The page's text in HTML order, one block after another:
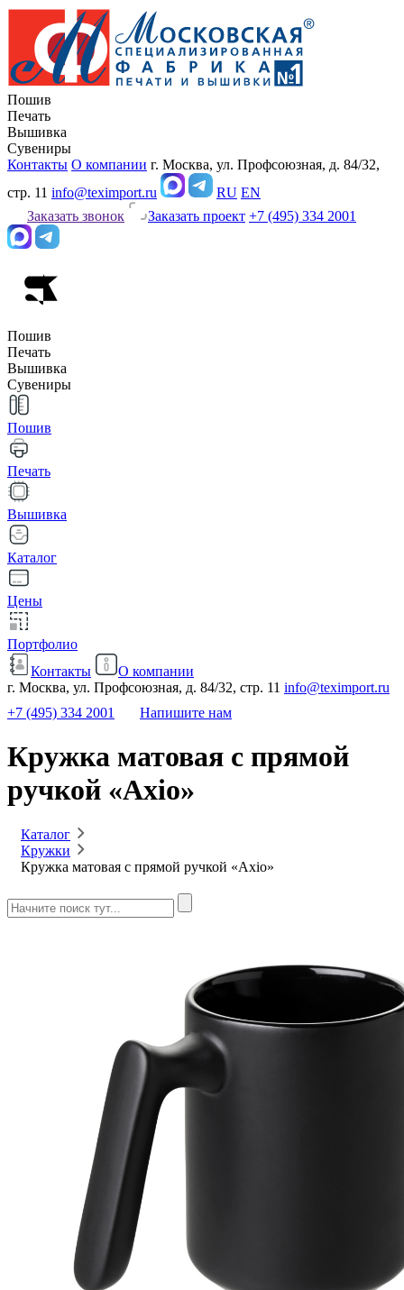
Пошив
Печать
Вышивка
Сувениры
Контакты О компании г. Москва, ул. Профсоюзная, д. 84/32,
стр. 11 info@teximport.ru RU EN
Заказать звонок
Заказать проект +7 (495) 334 2001
Пошив
Печать
Вышивка
Сувениры
Пошив
Печать
Вышивка
Каталог
Цены
Портфолио
Контакты
О компании
г. Москва, ул. Профсоюзная, д. 84/32, стр. 11 info@teximport.ru
+7 (495) 334 2001
Напишите нам
Кружка матовая с прямой
ручкой «Axio»
Каталог
Кружки
Кружка матовая с прямой ручкой «Axio»